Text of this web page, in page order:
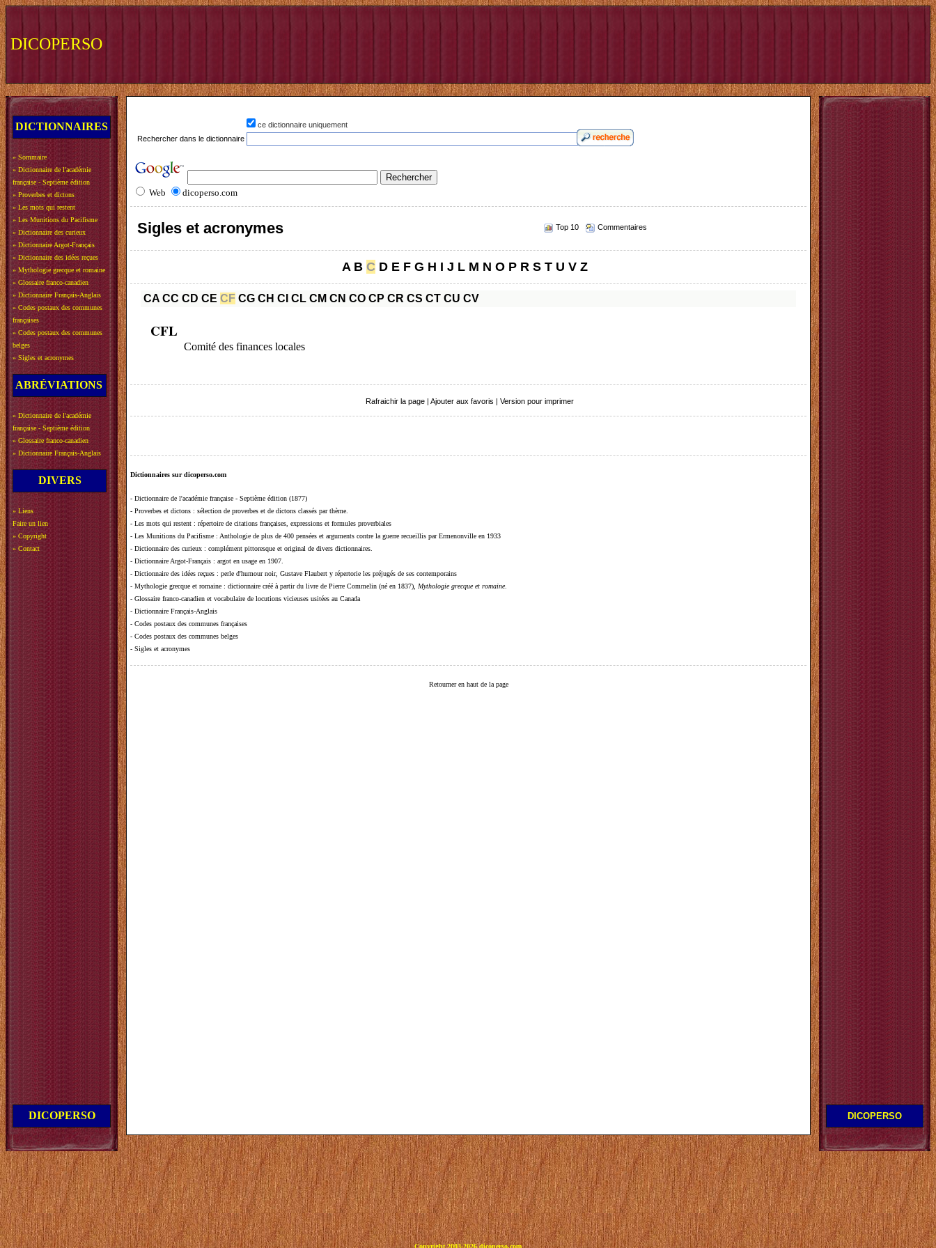
DICOPERSO
DICTIONNAIRES
» Sommaire
» Dictionnaire de l'académie
française - Septième édition
» Proverbes et dictons
» Les mots qui restent
» Les Munitions du Pacifisme
» Dictionnaire des curieux
» Dictionnaire Argot-Français
» Dictionnaire des idées reçues
» Mythologie grecque et romaine
» Glossaire franco-canadien
» Dictionnaire Français-Anglais
» Codes postaux des communes
françaises
» Codes postaux des communes
belges
» Sigles et acronymes
ABRÉVIATIONS
» Dictionnaire de l'académie
française - Septième édition
» Glossaire franco-canadien
» Dictionnaire Français-Anglais
DIVERS
» Liens
Faire un lien
» Copyright
» Contact
DICOPERSO
ce dictionnaire uniquement
Rechercher dans le dictionnaire
Web dicoperso.com
Sigles et acronymes Top 10 Commentaires
A B C D E F G H I J L M N O P R S T U V Z
CA CC CD CE CF CG CH CI CL CM CN CO CP CR CS CT CU CV
CFL
Comité des finances locales
Rafraichir la page | Ajouter aux favoris | Version pour imprimer
Dictionnaires sur dicoperso.com
- Dictionnaire de l'académie française - Septième édition (1877)
- Proverbes et dictons : sélection de proverbes et de dictons classés par thème.
- Les mots qui restent : répertoire de citations françaises, expressions et formules proverbiales
- Les Munitions du Pacifisme : Anthologie de plus de 400 pensées et arguments contre la guerre recueillis par Ermenonville en 1933
- Dictionnaire des curieux : complément pittoresque et original de divers dictionnaires.
- Dictionnaire Argot-Français : argot en usage en 1907.
- Dictionnaire des idées reçues : perle d'humour noir, Gustave Flaubert y répertorie les préjugés de ses contemporains
- Mythologie grecque et romaine : dictionnaire créé à partir du livre de Pierre Commelin (né en 1837), Mythologie grecque et romaine.
- Glossaire franco-canadien et vocabulaire de locutions vicieuses usitées au Canada
- Dictionnaire Français-Anglais
- Codes postaux des communes françaises
- Codes postaux des communes belges
- Sigles et acronymes
Retourner en haut de la page
DICOPERSO
Copyright 2003-2026 dicoperso.com